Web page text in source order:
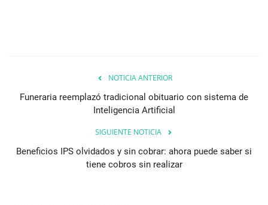
NOTICIA ANTERIOR
Funeraria reemplazó tradicional obituario con sistema de
Inteligencia Artificial
SIGUIENTE NOTICIA
Beneficios IPS olvidados y sin cobrar: ahora puede saber si
tiene cobros sin realizar